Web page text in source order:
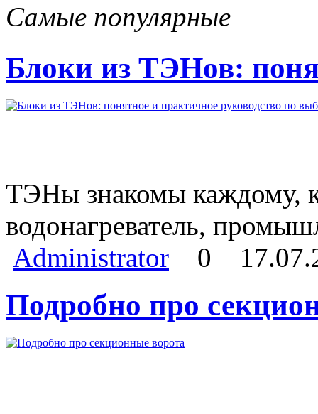
Самые популярные
Блоки из ТЭНов:
ТЭНы знакомы каждому,
водонагреватель,
Administrator
0
Подробно про